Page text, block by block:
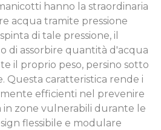
hanno la straordinaria
acqua tramite pressione
di tale pressione, il
di assorbire quantità d'acqua
il proprio peso, persino sotto
Questa caratteristica rende i
efficienti nel prevenire
in zone vulnerabili durante le
flessibile e modulare